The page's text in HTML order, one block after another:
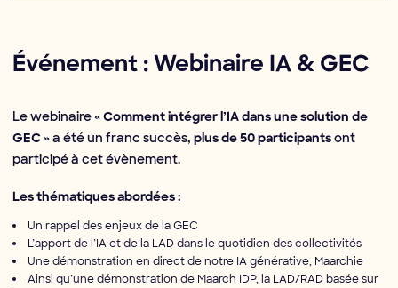
Événement : Webinaire IA & GEC
Le webinaire « Comment intégrer l’IA dans une solution de
GEC » a été un franc succès, plus de 50 participants ont
participé à cet évènement.
Les thématiques abordées :
Un rappel des enjeux de la GEC
L’apport de l’IA et de la LAD dans le quotidien des collectivités
Une démonstration en direct de notre IA générative, Maarchie
Ainsi qu’une démonstration de Maarch IDP, la LAD/RAD basée sur